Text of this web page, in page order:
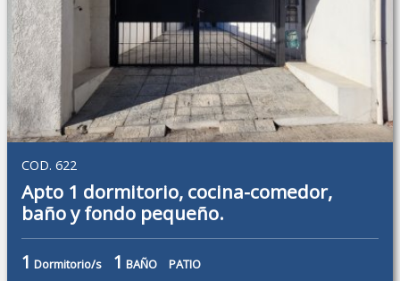
COD. 622
Apto 1 dormitorio, cocina-comedor,
baño y fondo pequeño.
1 Dormitorio/s 1 BAÑO PATIO